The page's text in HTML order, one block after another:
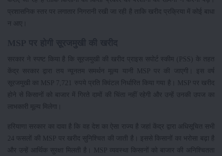
प्रशासनिक स्तर पर लगातार निगरानी रखी जा रही है ताकि खरीद प्रक्रिया में कोई बाधा
न आए।
सरकार ने स्पष्ट किया है कि सूरजमुखी की खरीद प्राइस सपोर्ट स्कीम (PSS) के तहत
केंद्र सरकार द्वारा तय न्यूनतम समर्थन मूल्य यानी MSP पर की जाएगी। इस वर्ष
सूरजमुखी का MSP 7,721 रुपये प्रति क्विंटल निर्धारित किया गया है। MSP पर खरीद
होने से किसानों को बाजार में गिरते दामों की चिंता नहीं रहेगी और उन्हें उनकी उपज का
लाभकारी मूल्य मिलेगा।
हरियाणा सरकार का दावा है कि वह देश का ऐसा राज्य है जहां केंद्र द्वारा अधिसूचित सभी
24 फसलों की MSP पर खरीद सुनिश्चित की जाती है। इससे किसानों का भरोसा बढ़ा है
और उन्हें आर्थिक सुरक्षा मिलती है। MSP व्यवस्था किसानों को बाजार की अनिश्चितता